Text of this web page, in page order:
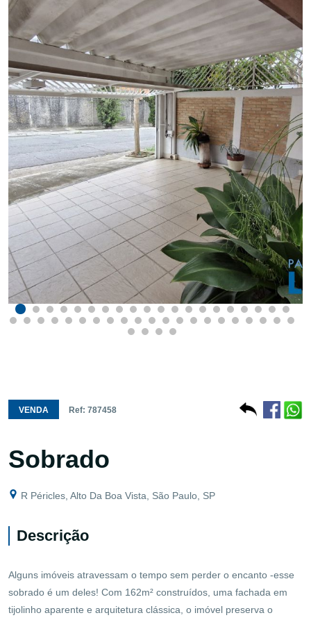
VENDA Ref: 787458
Sobrado
R Péricles, Alto Da Boa Vista, São Paulo, SP
Descrição
Alguns imóveis atravessam o tempo sem perder o encanto -esse
sobrado é um deles! Com 162m² construídos, uma fachada em
tijolinho aparente e arquitetura clássica, o imóvel preserva o